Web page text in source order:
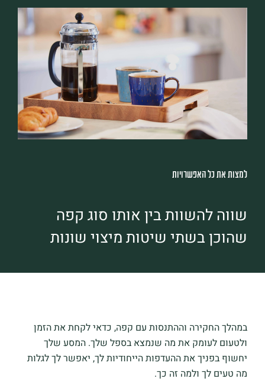
למצות את כל האפשרויות
שווה להשוות בין אותו סוג קפה
שהוכן בשתי שיטות מיצוי שונות
במהלך החקירה וההתנסות עם קפה, כדאי לקחת את הזמן
ולטעום לעומק את מה שנמצא בספל שלך. המסע שלך
יחשוף בפניך את ההעדפות הייחודיות לך, יאפשר לך לגלות
מה טעים לך ולמה זה כך.